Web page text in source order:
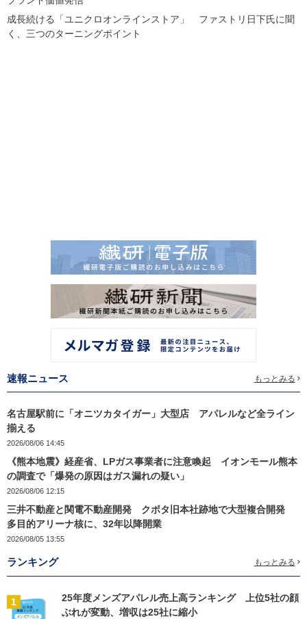
成長続ける「ユニクロオンラインストア」 ファストリ日下氏に聞
く、三つのターニングポイント
速報ニュース もっとみる
名古屋駅前に「オニツカタイガー」大型店 アパレルなど全ライン
揃える
2026/08/06 14:45
《熊本地震》経産省、LPガス事業者に注意喚起 イオンモール熊本
の調査で「爆発の原因はガス漏れの疑い」
2026/08/06 12:15
三井不動産と関電不動産開発 クボタ旧本社跡地で大型複合開発
多目的アリーナ核に、32年以降開業
2026/08/05 13:55
ランキング もっとみる
1
25年度メンズアパレル売上高ランキング 上位5社の顔
ぶれが変動、増収は25社に縮小